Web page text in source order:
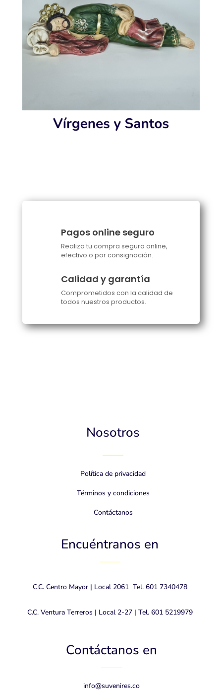
Pagos online seguro
Realiza tu compra segura online,
efectivo o por consignación.
Calidad y garantía
Comprometidos con la calidad de
todos nuestros productos.
Nosotros
———
Política de privacidad
Términos y condiciones
Contáctanos
Encuéntranos en
———
C.C. Centro Mayor | Local 2061 Tel. 601 7340478
C.C. Ventura Terreros | Local 2-27 | Tel. 601 5219979
Contáctanos en
———
info@suvenires.co